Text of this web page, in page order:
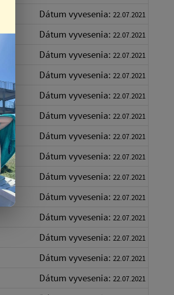
Dátum vyvesenia: 22.07.2021
Dátum vyvesenia: 22.07.2021
Dátum vyvesenia: 22.07.2021
Dátum vyvesenia: 22.07.2021
Dátum vyvesenia: 22.07.2021
Dátum vyvesenia: 22.07.2021
Dátum vyvesenia: 22.07.2021
Dátum vyvesenia: 22.07.2021
Dátum vyvesenia: 22.07.2021
Dátum vyvesenia: 22.07.2021
Dátum vyvesenia: 22.07.2021
Dátum vyvesenia: 22.07.2021
Dátum vyvesenia: 22.07.2021
Dátum vyvesenia: 22.07.2021